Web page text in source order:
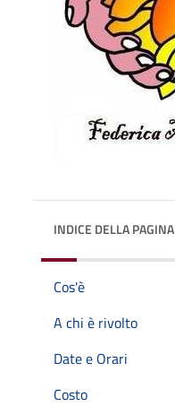
INDICE DELLA PAGINA
Cos'è
A chi è rivolto
Date e Orari
Costo